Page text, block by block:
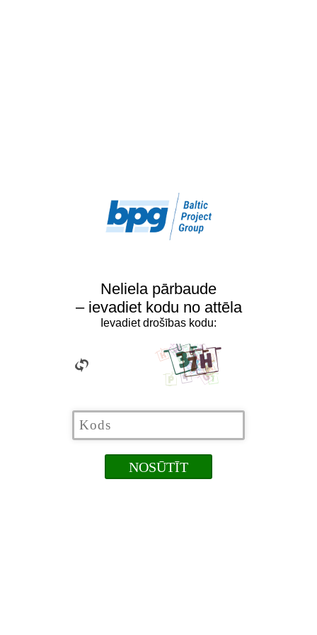
Neliela pārbaude
– ievadiet kodu no attēla
Ievadiet drošības kodu: